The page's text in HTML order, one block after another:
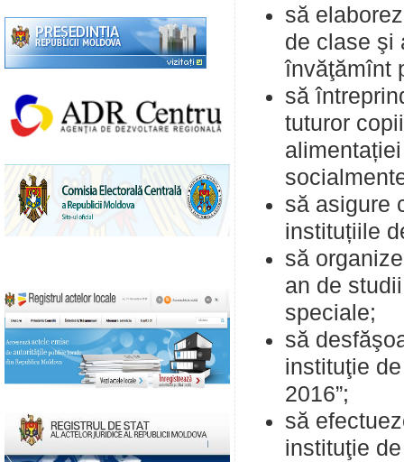
să
de clase şi
învăţămînt
să
tuturor
să asigure
instituțiile
să
an de
speciale;
să
instituţie
2016”;
să
instituţie